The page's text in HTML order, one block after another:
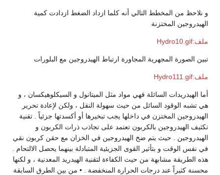
و نلاحظ من المخطط التالي أنه كلما ازداد الضغط ازدادت كمية
الهيدروجين المختزنة
ملف:Hydro10.gif
تبين الصورة المجهرية المجاورة ارتباط الهيدروجين مع البلورات
ملف:Hydro111.gif
أما الهيدريدات السائلة فهي مواد مثل الميتانول و السيكلوهيكسان ، و
هي تشبه الوقود السائل من حيث سهولة النقل ، ولكن لإعادة تحرير
الهيدروجين المختزن في داخلها يجب تبخيرها أو أكسدتها جزئياً . تقنية
تكثيف الهيدروجين بالكربون تعتمد على تجاذب ذرات الكربون و
الهيدروجين . حيث يتم ضخ الهيدروجين في الخزان مع حقن كربون نقي
في نفس الوقت و بتأثير القوى الجزيئية المتبادلة بينهما يحصل الالتحام .
هذه الطريقة مشابهة من حيث الكفاءة لتقنية الهيدريد المعدنية ، و لكنها
محسنة كثيراً عند درجات الحرارة المنخفضة . • من بين الطرق السابقة